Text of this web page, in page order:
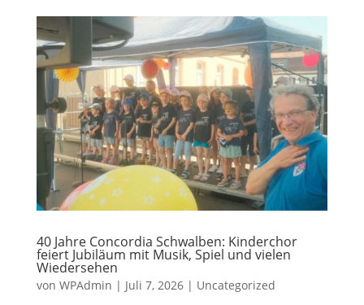
40 Jahre Concordia Schwalben: Kinderchor
feiert Jubiläum mit Musik, Spiel und vielen
Wiedersehen
von WPAdmin | Juli 7, 2026| Uncategorized